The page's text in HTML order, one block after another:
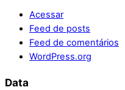
Acessar
Feed de posts
Feed de comentários
WordPress.org
Data